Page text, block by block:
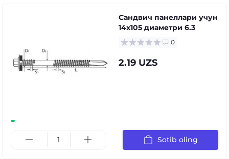
Сандвич панеллари учун
14x105 диаметри 6.3
0
2.19 UZS
Sotib oling